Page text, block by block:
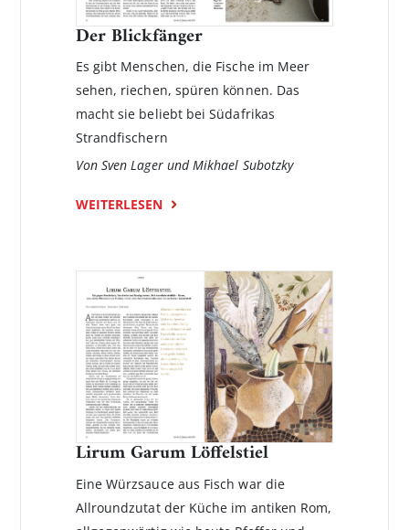
Der Blickfänger
Es gibt Menschen, die Fische im Meer
sehen, riechen, spüren können. Das
macht sie beliebt bei Südafrikas
Strandfischern
Von Sven Lager und Mikhael Subotzky
WEITERLESEN
Lirum Garum Löffelstiel
Eine Würzsauce aus Fisch war die
Allroundzutat der Küche im antiken Rom,